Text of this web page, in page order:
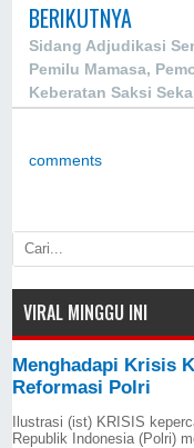
BERIKUTNYA
Sidang Adjudikasi
Pemilu Mamasa,
Keberatan Saksi
comments
VIRAL MINGGU INI
Menghadapi Krisis
Reformasi Polri
Ilustrasi (ist) KRISIS
Republik Indonesia (Polri)